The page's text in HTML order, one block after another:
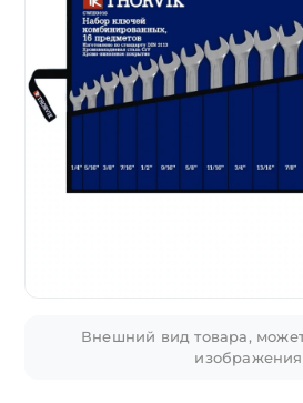
Внешний вид товара, может
изображения